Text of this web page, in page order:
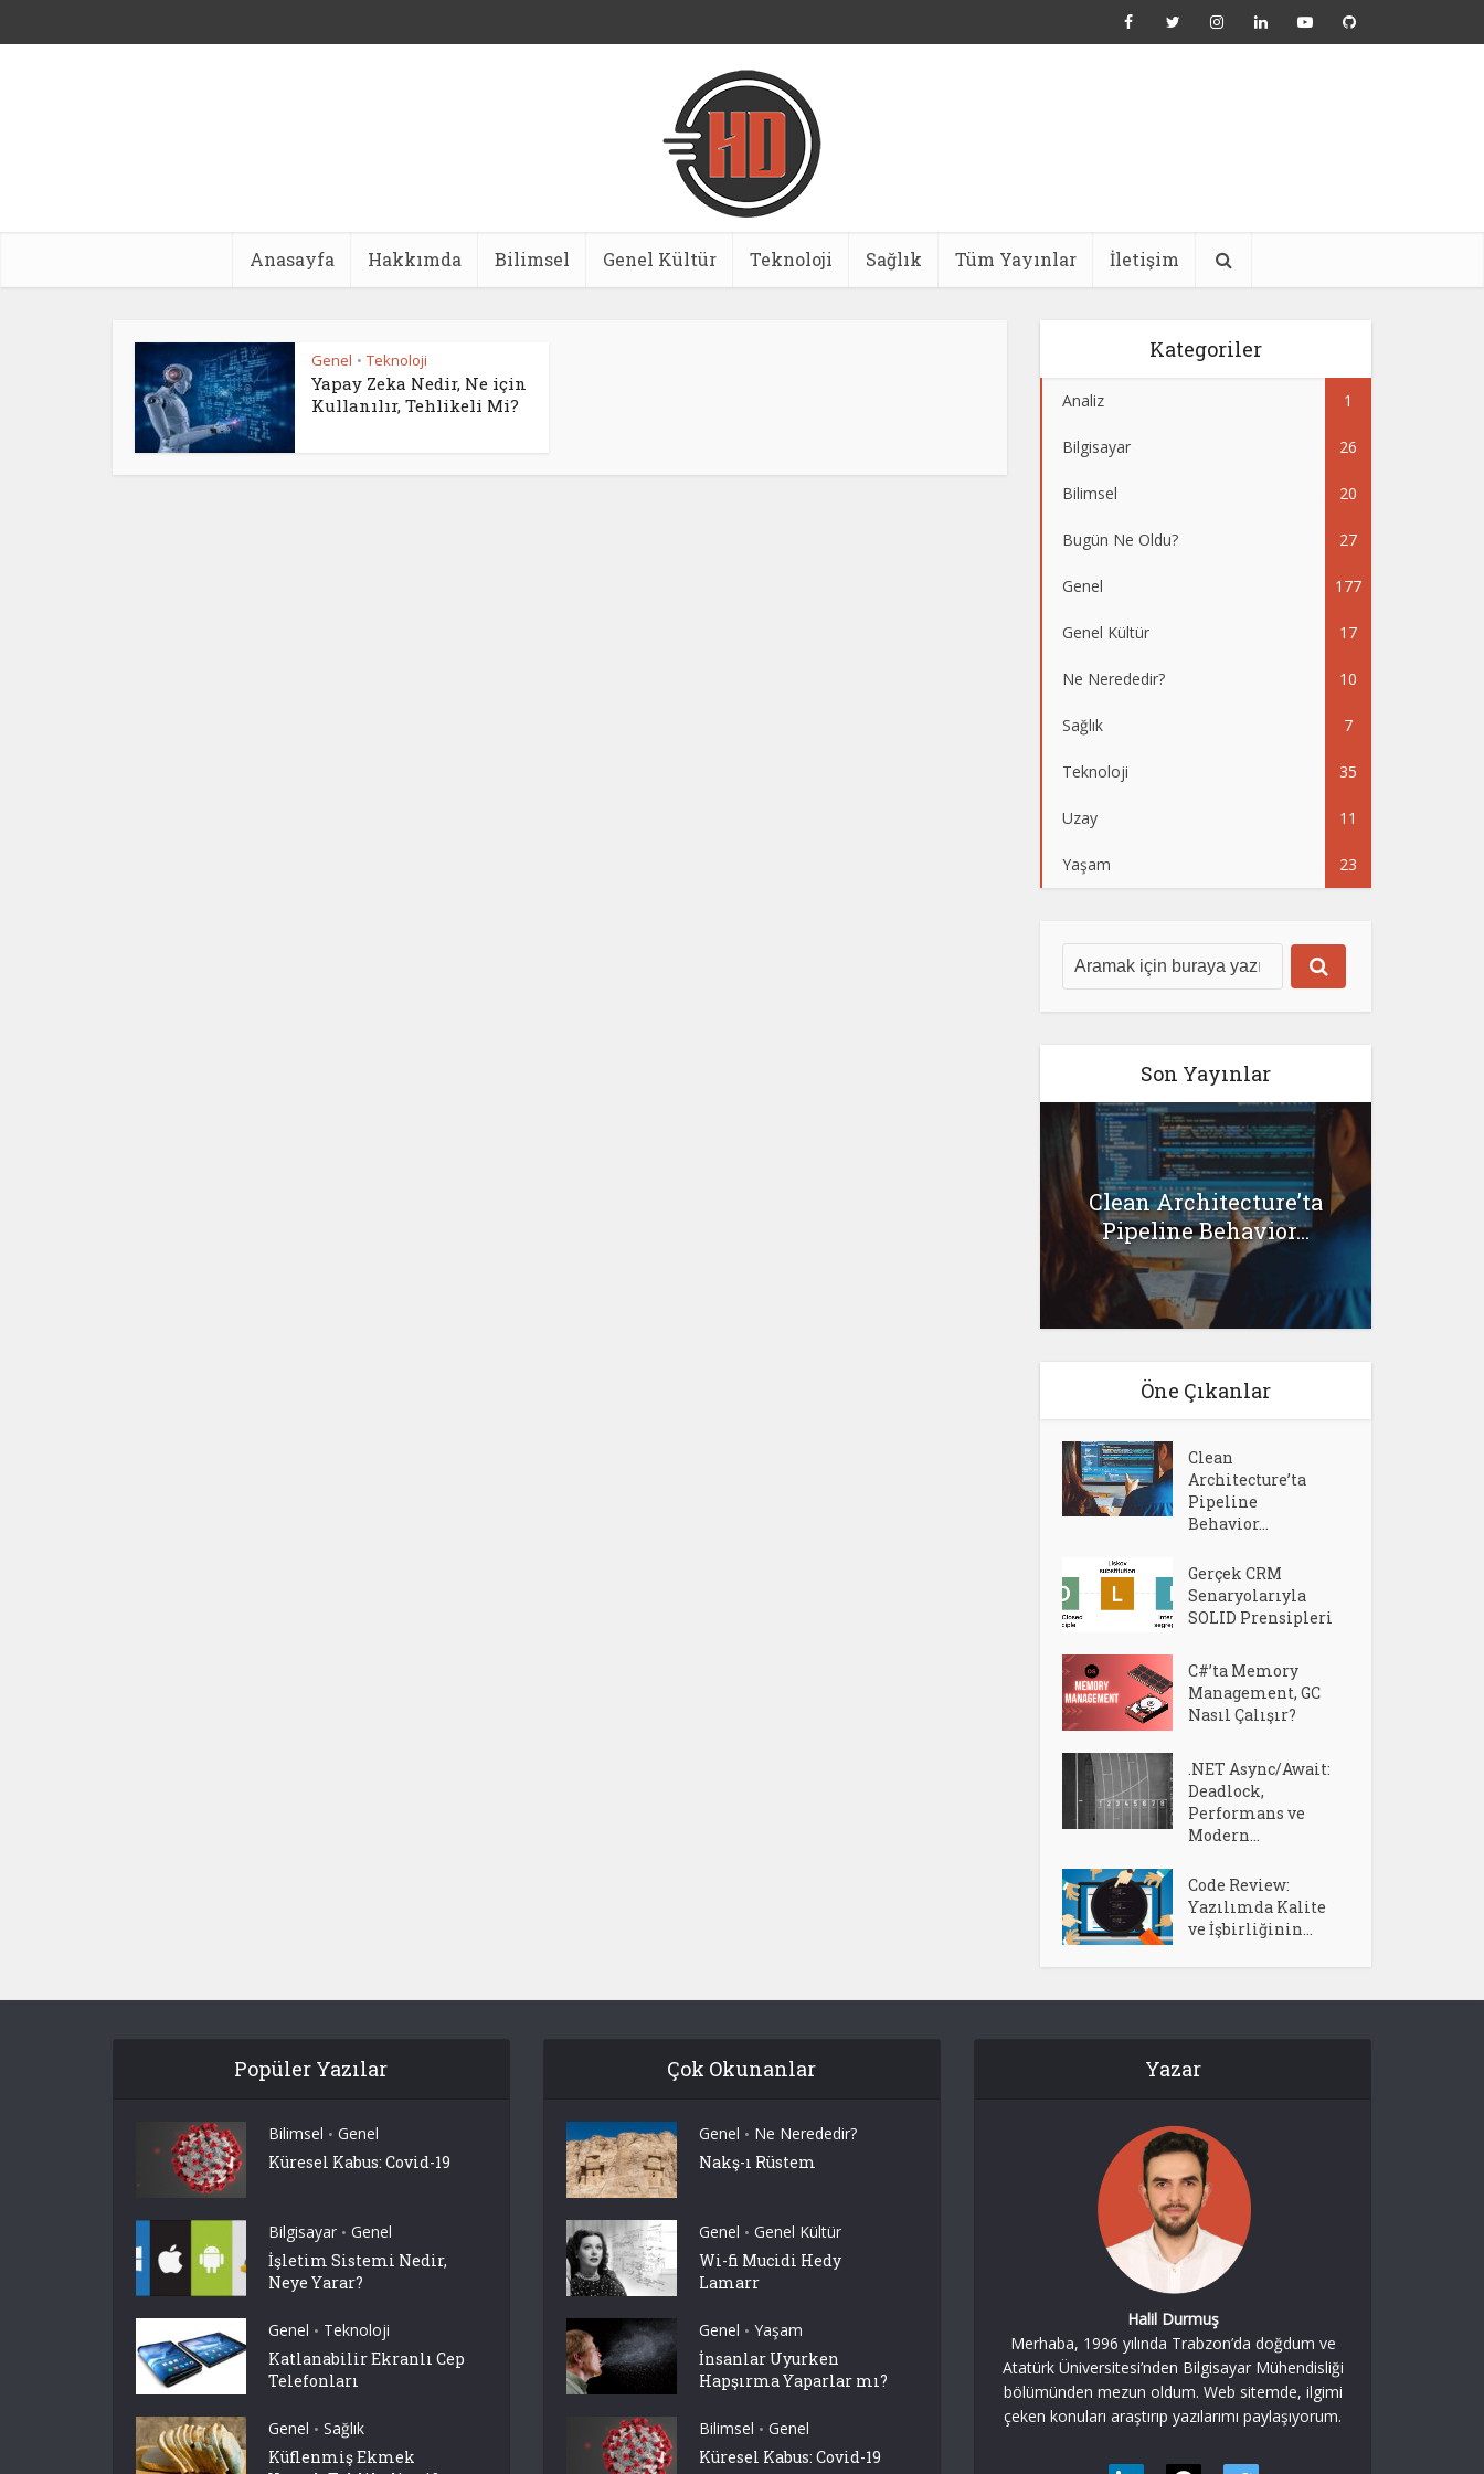
Anasayfa Hakkımda Bilimsel Genel Kültür Teknoloji Sağlık Tüm Yayınlar İletişim
Genel • Teknoloji
Yapay Zeka Nedir, Ne için
Kullanılır, Tehlikeli Mi?
Kategoriler
Analiz 1
Bilgisayar 26
Bilimsel 20
Bugün Ne Oldu? 27
Genel 177
Genel Kültür 17
Ne Nerededir? 10
Sağlık 7
Teknoloji 35
Uzay 11
Yaşam 23
Son Yayınlar
Clean Architecture’ta
Pipeline Behavior...
Öne Çıkanlar
Clean
Architecture’ta
Pipeline
Behavior...
Gerçek CRM
Senaryolarıyla
SOLID Prensipleri
C#’ta Memory
Management, GC
Nasıl Çalışır?
.NET Async/Await:
Deadlock,
Performans ve
Modern...
Code Review:
Yazılımda Kalite
ve İşbirliğinin...
Popüler Yazılar
Bilimsel • Genel
Küresel Kabus: Covid-19
Bilgisayar • Genel
İşletim Sistemi Nedir,
Neye Yarar?
Genel • Teknoloji
Katlanabilir Ekranlı Cep
Telefonları
Genel • Sağlık
Küflenmiş Ekmek
Çok Okunanlar
Genel • Ne Nerededir?
Nakş-ı Rüstem
Genel • Genel Kültür
Wi-fi Mucidi Hedy
Lamarr
Genel • Yaşam
İnsanlar Uyurken
Hapşırma Yaparlar mı?
Bilimsel • Genel
Küresel Kabus: Covid-19
Yazar
Halil Durmuş
Merhaba, 1996 yılında Trabzon’da doğdum ve
Atatürk Üniversitesi’nden Bilgisayar Mühendisliği
bölümünden mezun oldum. Web sitemde, ilgimi
çeken konuları araştırıp yazılarımı paylaşıyorum.